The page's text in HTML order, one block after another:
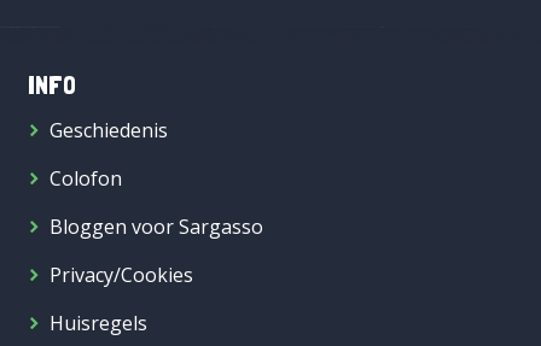
INFO
Geschiedenis
Colofon
Bloggen voor Sargasso
Privacy/Cookies
Huisregels